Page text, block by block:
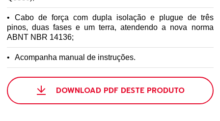
Cabo de força com dupla isolação e plugue de três
pinos, duas fases e um terra, atendendo a nova norma
ABNT NBR 14136;
Acompanha manual de instruções.
DOWNLOAD PDF DESTE PRODUTO